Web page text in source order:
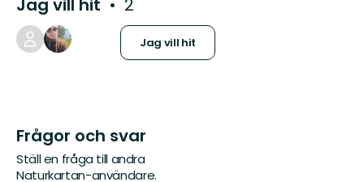
Jag vill hit 2
Jag vill hit
Frågor och svar
Ställ en fråga till andra
Naturkartan-användare.